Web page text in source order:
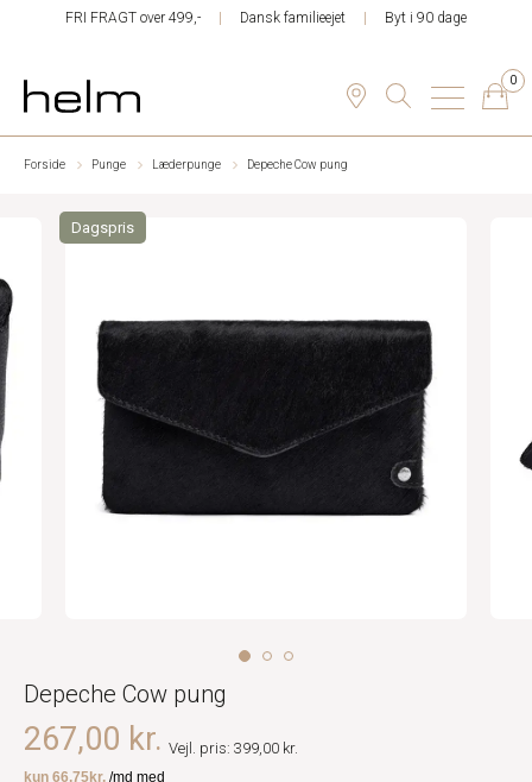
FRI FRAGT over 499,- Dansk familieejet Byt i 90 dage
0
Forside Punge Læderpunge Depeche Cow pung
Dagspris
Depeche Cow pung
267,00 kr. Vejl. pris: 399,00 kr.